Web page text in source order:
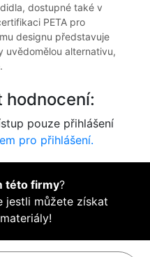
dostupné také v
PETA pro
designu představuje
uvědomělou alternativu,
hodnocení:
pouze přihlášení
pro přihlášení.
této firmy?
jestli můžete získat